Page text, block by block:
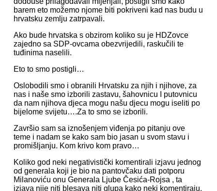
barem eto možemo njome biti pokriveni kad nas budu u
hrvatsku zemlju zatrpavali.
Ako bude hrvatska s obzirom koliko su je HDZovce
zajedno sa SDP-ovcama obezvrijedili, raskučili te
tuđinima naselili.
Eto to smo postigli…
Oslobodili smo i obranili Hrvatsku za njih i njihove, za
nas i naše smo izborili zastavu, šahovnicu I putovnicu
da nam njihova djeca mogu našu djecu mogu iseliti po
bijelome svijetu….Za to smo se izborili.
Završio sam sa iznošenjem viđenja po pitanju ove
teme i nadam se kako sam bio jasan u svom stavu i
promišljanju. Kom krivo kom pravo…
Koliko god neki negativistički komentirali izjavu jednog
od generala koji je bio na pantovčaku dati potporu
Milanoviću onu Generala Ljube Česića-Rojsa , ta
izjava nije niti blesava niti glupa kako neki komentiraju.